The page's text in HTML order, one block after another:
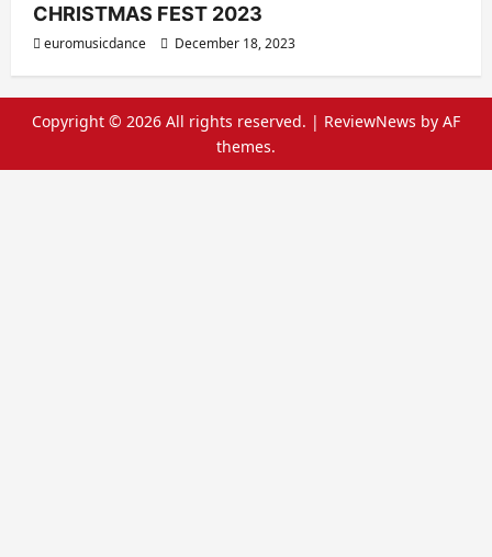
CHRISTMAS FEST 2023
euromusicdance December 18, 2023
Copyright © 2026 All rights reserved. | ReviewNews by AF
themes.